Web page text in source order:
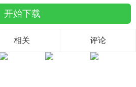
动作射击
351款游戏
69款游戏
冒险解谜
开始下载
相关 评论